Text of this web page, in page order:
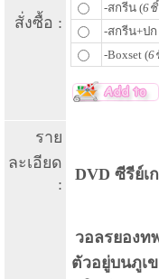
สั่งซื้อ :
-สกรีน (6
-สกรีน+ปก
-Boxset (6
ราย
ละเอียด
:
DVD ซีรีย์เ
วอลรยองท
ตัวอยู่บนภูเ